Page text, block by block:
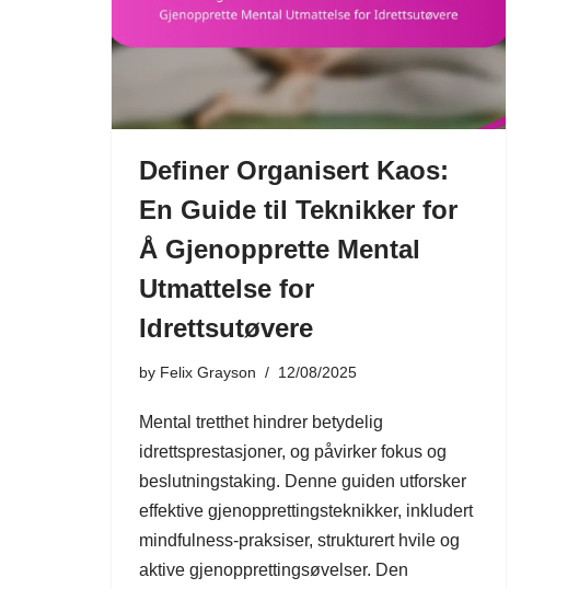
Definer Organisert Kaos:
En Guide til Teknikker for
Å Gjenopprette Mental
Utmattelse for
Idrettsutøvere
by Felix Grayson 12/08/2025
Mental tretthet hindrer betydelig
idrettsprestasjoner, og påvirker fokus og
beslutningstaking. Denne guiden utforsker
effektive gjenopprettingsteknikker, inkludert
mindfulness-praksiser, strukturert hvile og
aktive gjenopprettingsøvelser. Den